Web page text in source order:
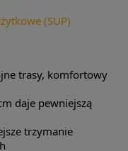
(SUP)
trasy, komfortowy
daje pewniejszą
trzymanie